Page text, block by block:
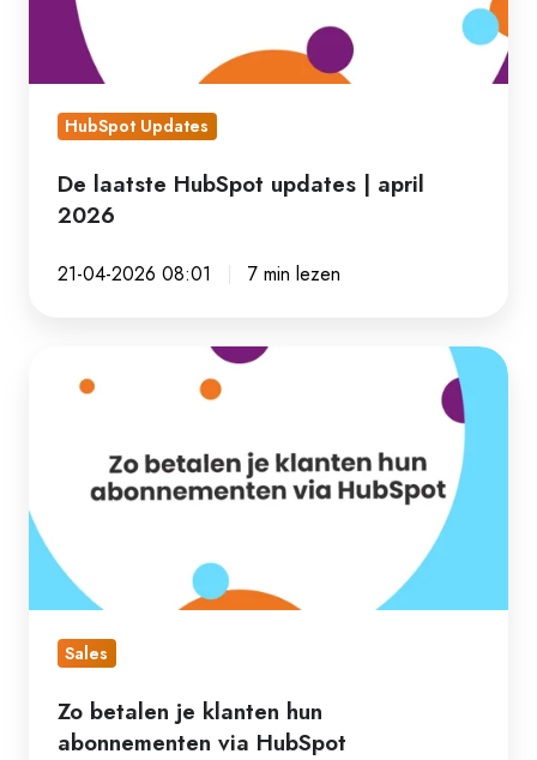
HubSpot Updates
De laatste HubSpot updates | april
2026
21-04-2026 08:01 7 min lezen
betalen
abonnementen
via
HubSpot
Sales
Zo betalen je klanten hun
abonnementen via HubSpot